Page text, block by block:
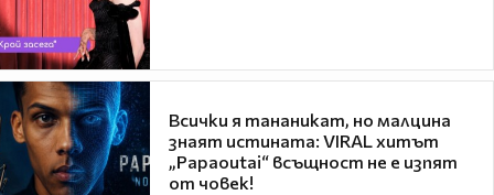
Всички я тананикат, но малцина
знаят истината: VIRAL хитът
„Papaoutai“ всъщност не е изпят
от човек!